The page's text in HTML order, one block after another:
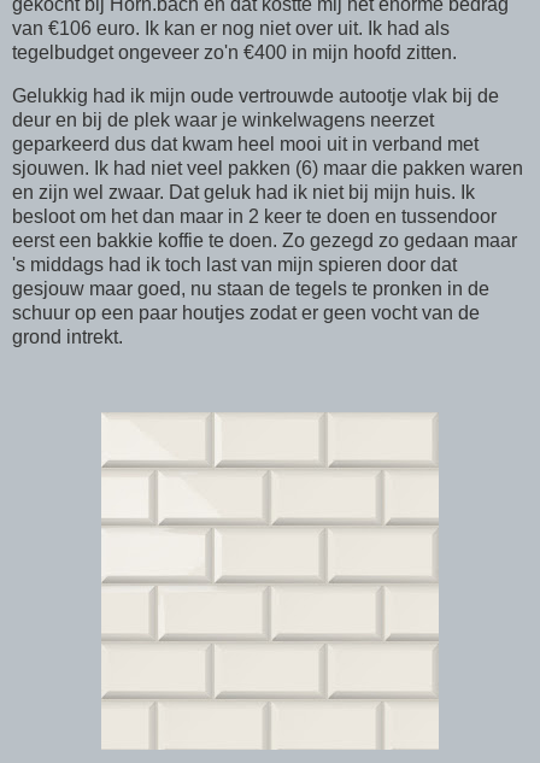
gekocht bij Horn.bach en dat kostte mij het enorme bedrag
van €106 euro. Ik kan er nog niet over uit. Ik had als
tegelbudget ongeveer zo'n €400 in mijn hoofd zitten.
Gelukkig had ik mijn oude vertrouwde autootje vlak bij de
deur en bij de plek waar je winkelwagens neerzet
geparkeerd dus dat kwam heel mooi uit in verband met
sjouwen. Ik had niet veel pakken (6) maar die pakken waren
en zijn wel zwaar. Dat geluk had ik niet bij mijn huis. Ik
besloot om het dan maar in 2 keer te doen en tussendoor
eerst een bakkie koffie te doen. Zo gezegd zo gedaan maar
's middags had ik toch last van mijn spieren door dat
gesjouw maar goed, nu staan de tegels te pronken in de
schuur op een paar houtjes zodat er geen vocht van de
grond intrekt.